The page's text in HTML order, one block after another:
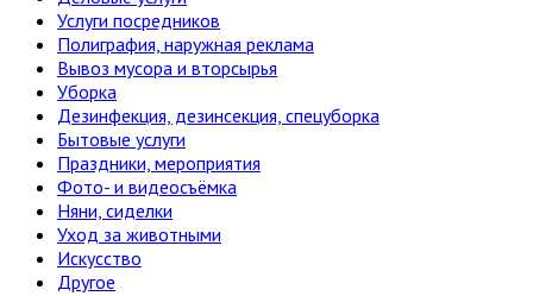
Услуги посредников
Полиграфия, наружная реклама
Вывоз мусора и вторсырья
Уборка
Дезинфекция, дезинсекция, спецуборка
Бытовые услуги
Праздники, мероприятия
Фото- и видеосъёмка
Няни, сиделки
Уход за животными
Искусство
Другое